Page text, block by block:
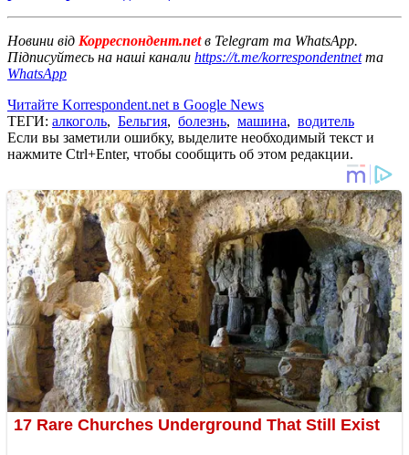
Новини від Корреспондент.netв Telegram та WhatsApp.
Підписуйтесь на наші канали https://t.me/korrespondentnetта
WhatsApp
Читайте Korrespondent.net в Google News
ТЕГИ: алкоголь, Бельгия, болезнь, машина, водитель
Если вы заметили ошибку, выделите необходимый текст и
нажмите Ctrl+Enter, чтобы сообщить об этом редакции.